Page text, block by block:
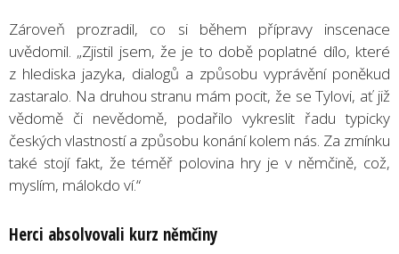
Zároveň prozradil, co si během přípravy inscenace
uvědomil. „Zjistil jsem, že je to době poplatné dílo, které
z hlediska jazyka, dialogů a způsobu vyprávění poněkud
zastaralo. Na druhou stranu mám pocit, že se Tylovi, ať již
vědomě či nevědomě, podařilo vykreslit řadu typicky
českých vlastností a způsobu konání kolem nás. Za zmínku
také stojí fakt, že téměř polovina hry je v němčině, což,
myslím, málokdo ví.“
Herci absolvovali kurz němčiny